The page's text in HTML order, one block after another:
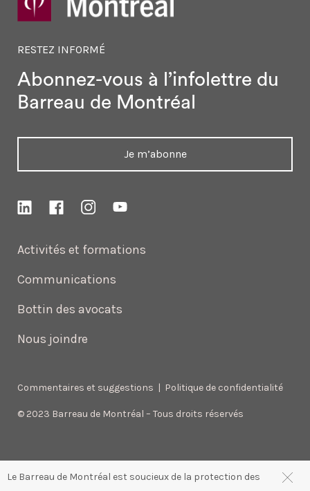
Le Barreau de Montréal est soucieux de la protection des
Activités et formations
Communications
Bottin des avocats
Nous joindre
RESTEZ INFORMÉ
Abonnez-vous à l’infolettre du
Barreau de Montréal
Je m’abonne
Commentaires et suggestions | Politique de confidentialité
© 2023 Barreau de Montréal – Tous droits réservés